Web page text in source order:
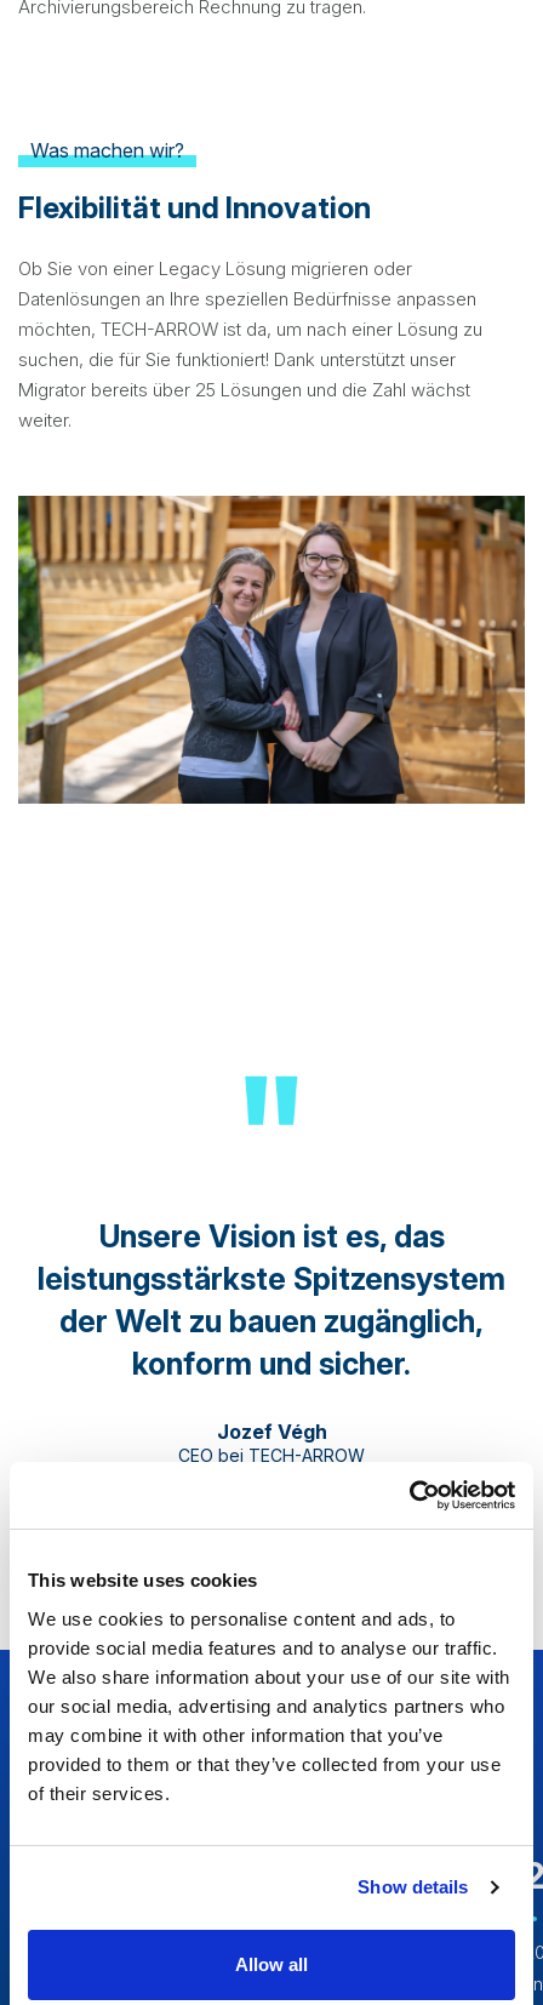
This website uses cookies
We use cookies to personalise content and ads, to
provide social media features and to analyse our traffic.
We also share information about your use of our site with
our social media, advertising and analytics partners who
may combine it with other information that you’ve
provided to them or that they’ve collected from your use
of their services.
Show details
Allow all
Archivierungsbereich Rechnung zu tragen.
Was machen wir?
Flexibilität und Innovation
Ob Sie von einer Legacy Lösung migrieren oder
Datenlösungen an Ihre speziellen Bedürfnisse anpassen
möchten, TECH-ARROW ist da, um nach einer Lösung zu
suchen, die für Sie funktioniert! Dank unterstützt unser
Migrator bereits über 25 Lösungen und die Zahl wächst
weiter.
Ihre Daten und Ihre Zukunft in Ihren
Händen
Attila Balazsy
CTO bei TECH-ARROW
The story so far
Wo alles begann
Im Alter von 10 Jahren bekommt